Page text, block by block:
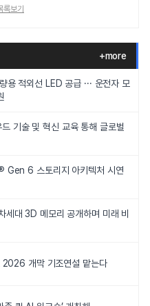
록보기
+more
적외선 LED 공급 ··· 운전자 모
기술 및 혁신 교육 통해 글로벌
Gen 6 스토리지 아키텍처 시연
대 3D 메모리 공개하며 미래 비
개막 기조연설 맡는다